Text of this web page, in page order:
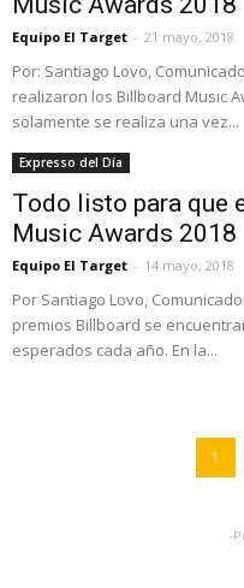
Equipo El Target - 21 mayo, 2018
Por: Santiago Lovo,
realizaron los Billboard Music
solamente se realiza una vez...
Expresso del Día
Todo listo para que
Music Awards 2018
Equipo El Target - 14 mayo, 2018
Por Santiago Lovo,
premios Billboard se
esperados cada año. En la...
1
-